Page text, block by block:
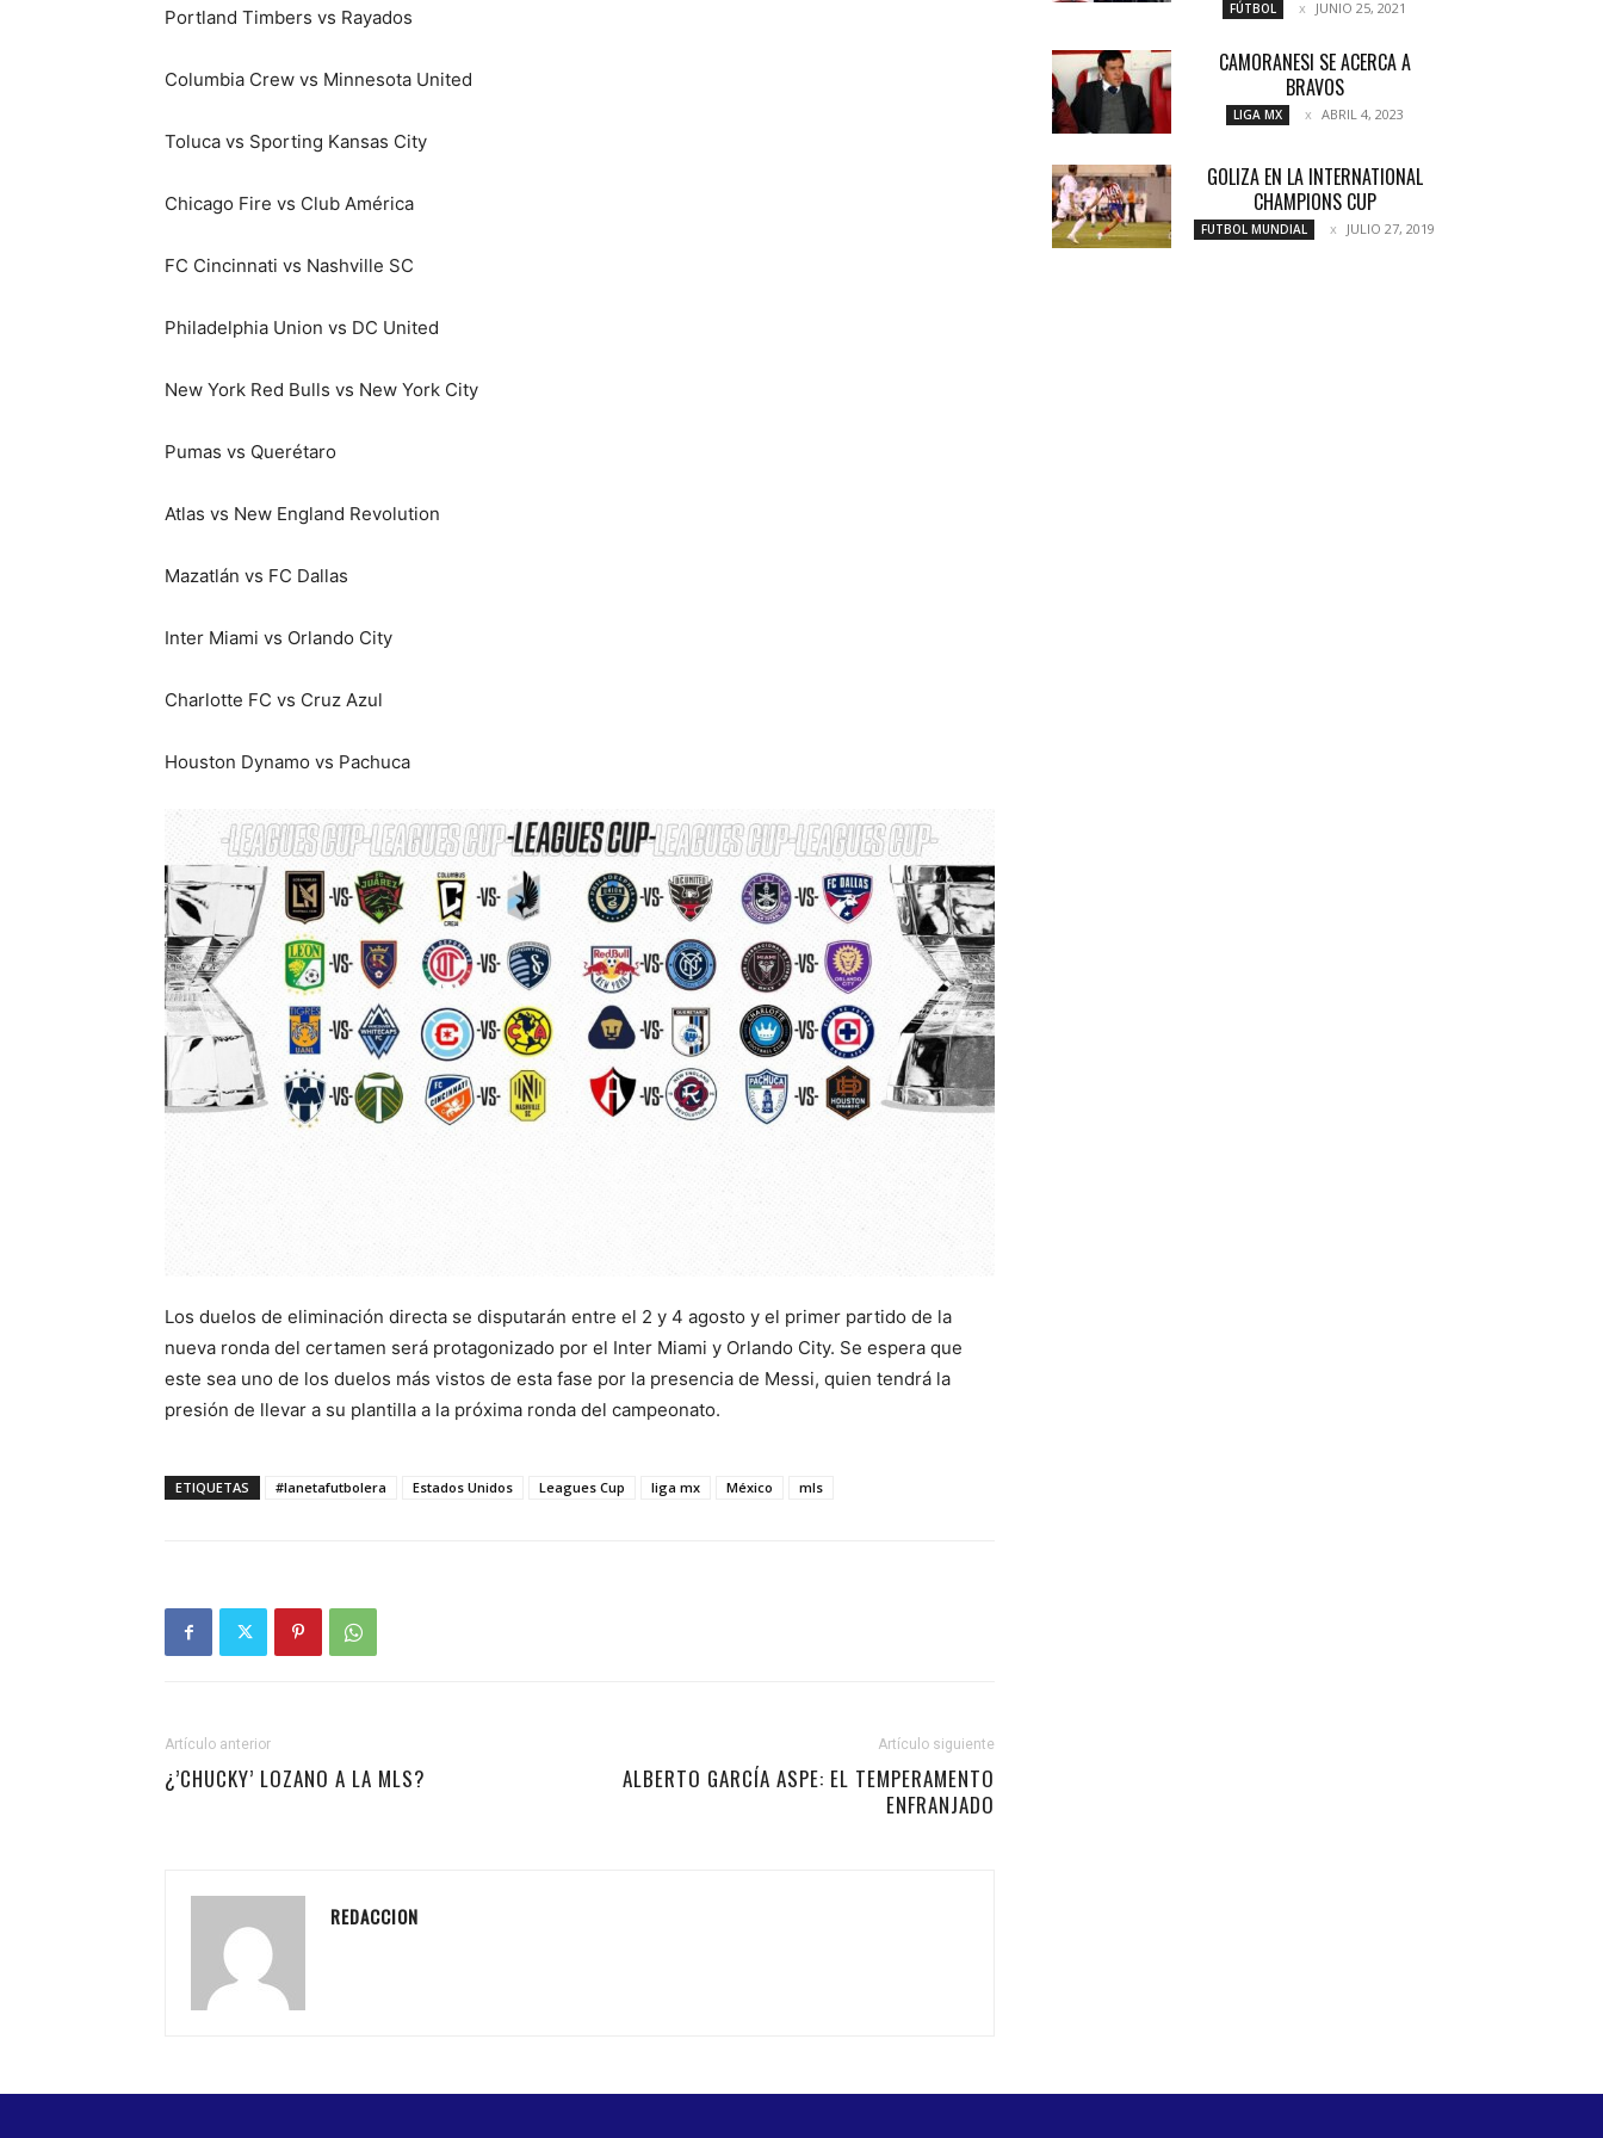
Portland Timbers vs Rayados
Columbia Crew vs Minnesota United
Toluca vs Sporting Kansas City
Chicago Fire vs Club América
FC Cincinnati vs Nashville SC
Philadelphia Union vs DC United
New York Red Bulls vs New York City
Pumas vs Querétaro
Atlas vs New England Revolution
Mazatlán vs FC Dallas
Inter Miami vs Orlando City
Charlotte FC vs Cruz Azul
Houston Dynamo vs Pachuca
Los duelos de eliminación directa se disputarán entre el 2 y 4 agosto y el primer partido de la
nueva ronda del certamen será protagonizado por el Inter Miami y Orlando City. Se espera que
este sea uno de los duelos más vistos de esta fase por la presencia de Messi, quien tendrá la
presión de llevar a su plantilla a la próxima ronda del campeonato.
ETIQUETAS #lanetafutbolera Estados Unidos Leagues Cup liga mx México mls
Artículo anterior
¿’CHUCKY’ LOZANO A LA MLS?
Artículo siguiente
ALBERTO GARCÍA ASPE: EL TEMPERAMENTO
ENFRANJADO
REDACCION
FÚTBOL JUNIO 25, 2021
CAMORANESI SE ACERCA A
BRAVOS
LIGA MX ABRIL 4, 2023
GOLIZA EN LA INTERNATIONAL
CHAMPIONS CUP
FUTBOL MUNDIAL JULIO 27, 2019